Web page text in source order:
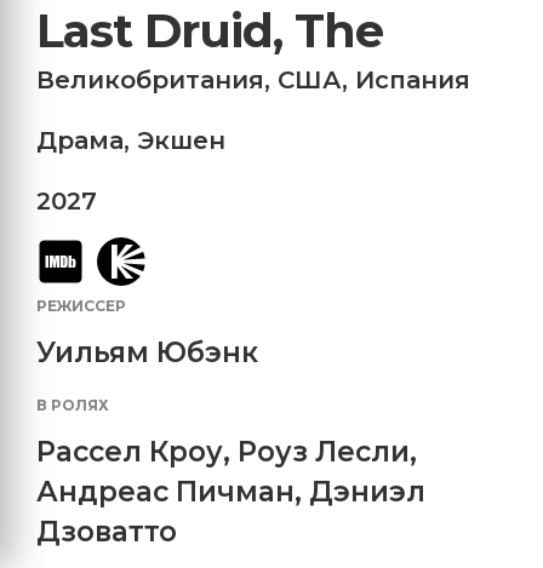
Last Druid, The
Великобритания, США, Испания
Драма, Экшен
2027
РЕЖИССЕР
Уильям Юбэнк
В РОЛЯХ
Рассел Кроу, Роуз Лесли,
Андреас Пичман, Дэниэл
Дзоватто